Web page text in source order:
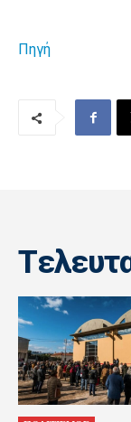
Πηγή